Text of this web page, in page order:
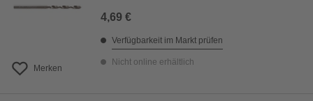
Merken
4,69 €
Verfügbarkeit im Markt prüfen
Nicht online erhältlich